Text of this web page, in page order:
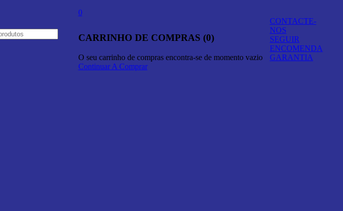
0
CARRINHO DE COMPRAS (0)
O seu carrinho de compras encontra-se de momento vazio
Continuar A Comprar
CONTACTE-
NOS
SEGUIR
ENCOMENDA
GARANTIA